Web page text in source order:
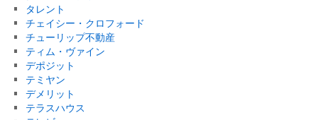
タレント
チェイシー・クロフォード
チューリップ不動産
ティム・ヴァイン
デポジット
テミヤン
デメリット
テラスハウス